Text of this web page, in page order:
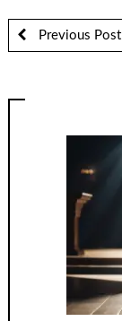
Previous Post